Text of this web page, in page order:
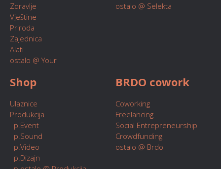
Zdravlje
Vještine
Priroda
Zajednica
Alati
ostalo @ Your
ostalo @ Selekta
Shop
Ulaznice
Produkcija
p.Event
p.Sound
p.Video
p.Dizajn
BRDO cowork
Coworking
Freelancing
Social Entrepreneurship
Crowdfunding
ostalo @ Brdo